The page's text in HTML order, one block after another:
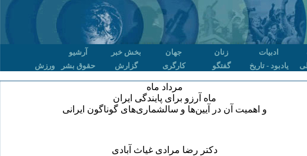
ادبیات زنان جهان بخش خبر
آرشیو
یادبود - تاریخ گفتگو کارگری گزارش حقوق بشر ورزش
مرداد ماه
ماه آرزو برای پایندگی ایران
و اهمیت آن در آیین‌ها و سالشماری‌های گوناگون ایرانی
دکتر رضا مرادی غیاث آبادی